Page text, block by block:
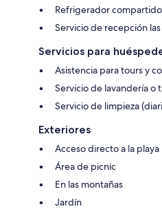
Refrigerador compartido
Servicio de recepción
Servicios para
Asistencia para tours y
Servicio de lavandería o
Servicio de limpieza
Exteriores
Acceso directo a la playa
Área de picnic
En las montañas
Jardín